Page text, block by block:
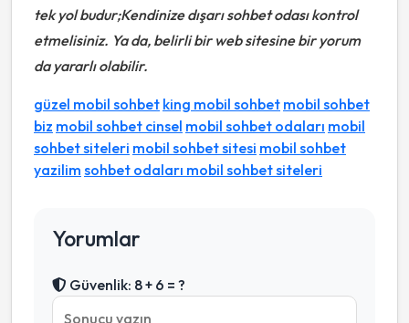
tek yol budur;Kendinize dışarı sohbet odası kontrol
etmelisiniz. Ya da, belirli bir web sitesine bir yorum
da yararlı olabilir.
güzel mobil sohbet king mobil sohbet mobil sohbet
biz mobil sohbet cinsel mobil sohbet odaları mobil
sohbet siteleri mobil sohbet sitesi mobil sohbet
yazilim sohbet odaları mobil sohbet siteleri
Yorumlar
Güvenlik: 8 + 6 = ?